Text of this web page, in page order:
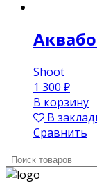
Shoot
1 300 ₽
В корзину
В
Сравнить
Поиск: